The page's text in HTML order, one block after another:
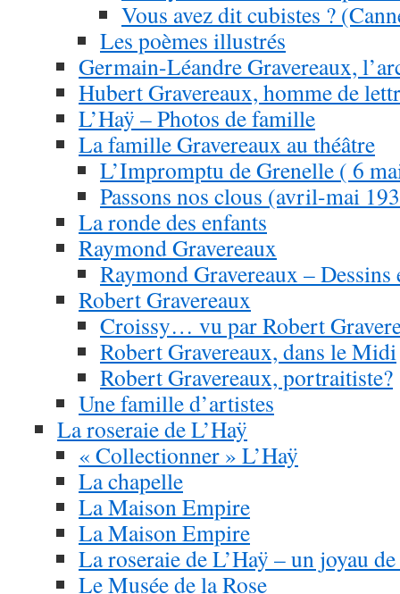
Vous avez dit cubistes ?
Les poèmes illustrés
Germain-Léandre Gravereaux,
Hubert Gravereaux, homme de
L’Haÿ – Photos de famille
La famille Gravereaux au théâtre
L’Impromptu de Grenelle ( 6
Passons nos clous (avril-mai
La ronde des enfants
Raymond Gravereaux
Raymond Gravereaux – Dessins
Robert Gravereaux
Croissy… vu par Robert
Robert Gravereaux, dans le Midi
Robert Gravereaux, portraitiste?
Une famille d’artistes
La roseraie de L’Haÿ
« Collectionner » L’Haÿ
La chapelle
La Maison Empire
La Maison Empire
La roseraie de L’Haÿ – un joyau
Le Musée de la Rose